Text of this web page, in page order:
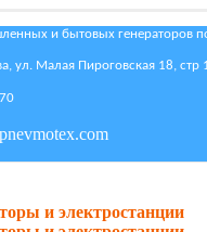
и бытовых генераторов
ул. Малая Пироговская 18, стр